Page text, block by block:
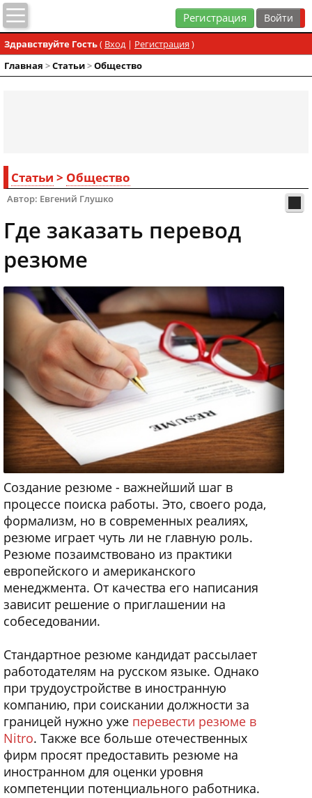
Регистрация
Здравствуйте Гость( Вход| Регистрация )
Главная >Статьи>Общество
Статьи > Общество
Автор: Евгений Глушко
Где заказать перевод
резюме
Создание резюме - важнейший шаг в
процессе поиска работы. Это, своего рода,
формализм, но в современных реалиях,
резюме играет чуть ли не главную роль.
Резюме позаимствовано из практики
европейского и американского
менеджмента. От качества его написания
зависит решение о приглашении на
собеседовании.
Стандартное резюме кандидат рассылает
работодателям на русском языке. Однако
при трудоустройстве в иностранную
компанию, при соискании должности за
границей нужно уже перевести резюме в
Nitro. Также все больше отечественных
фирм просят предоставить резюме на
иностранном для оценки уровня
компетенции потенциального работника.